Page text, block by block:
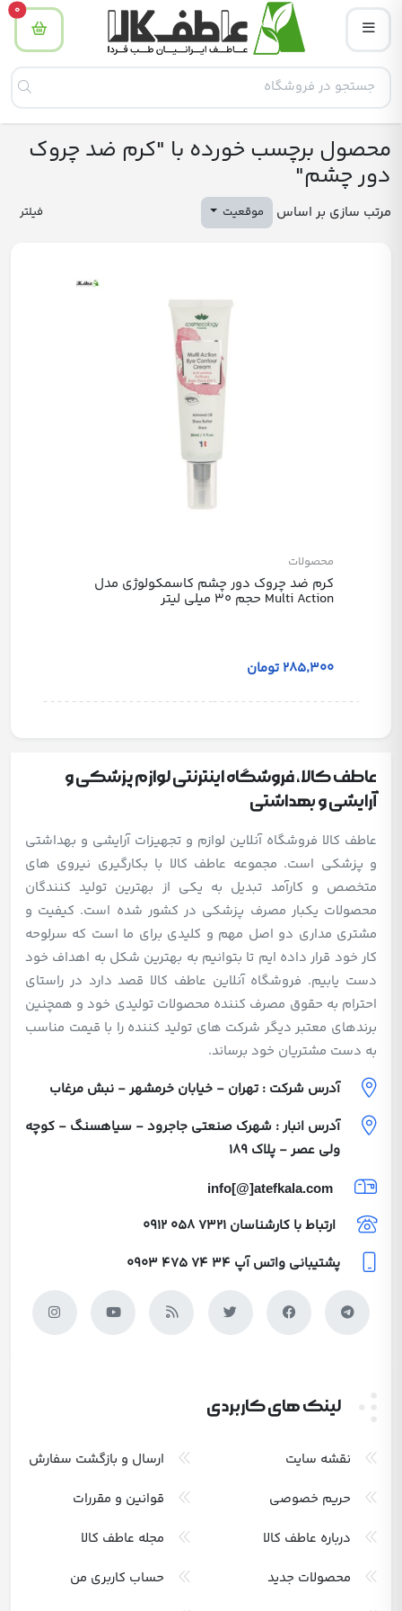
0
محصول برچسب خورده با "کرم ضد چروک
دور چشم"
مرتب سازی بر اساس موقعیت فیلتر
محصولات
کرم ضد چروک دور چشم کاسمکولوژی مدل
Multi Action حجم 30 میلی لیتر
285٬300 تومان
عاطف کالا، فروشگاه اینترنتی لوازم پزشکی و
آرایشی و بهداشتی
عاطف کالا فروشگاه آنلاین لوازم و تجهیزات آرایشی و بهداشتی
و پزشکی است. مجموعه عاطف کالا با بکارگیری نیروی های
متخصص و کارآمد تبدیل به یکی از بهترین تولید کنندگان
محصولات یکبار مصرف پزشکی در کشور شده است. کیفیت و
مشتری مداری دو اصل مهم و کلیدی برای ما است که سرلوحه
کار خود قرار داده ایم تا بتوانیم به بهترین شکل به اهداف خود
دست یابیم. فروشگاه آنلاین عاطف کالا قصد دارد در راستای
احترام به حقوق مصرف کننده محصولات تولیدی خود و همچنین
برندهای معتبر دیگر شرکت های تولید کننده را با قیمت مناسب
به دست مشتریان خود برساند.
آدرس شرکت : تهران - خیابان خرمشهر - نبش مرغاب
آدرس انبار : شهرک صنعتی جاجرود - سیاهسنگ - کوچه
ولی عصر - پلاک 189
info[@]atefkala.com
ارتباط با کارشناسان 0912 058 7321
پشتیبانی واتس آپ 0903 475 74 34
لینک های کاربردی
نقشه سایت
ارسال و بازگشت سفارش
حریم خصوصی
قوانین و مقررات
درباره عاطف کالا
مجله عاطف کالا
محصولات جدید
حساب کاربری من